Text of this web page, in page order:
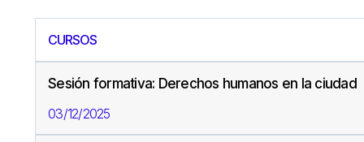
CURSOS
Sesión formativa: Derechos humanos en la ciudad
03/12/2025